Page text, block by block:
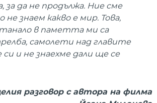
за да не продължа. Ние сме
не знаем какво е мир. Това,
в паметта ми са
самолети над главите
си и не знаехме дали ще се
разговор с автора на филма